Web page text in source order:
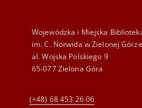
Wojewódzka i Miejska
im. C. Norwida w Zielonej Górze
al. Wojska Polskiego 9
65-077 Zielona Góra
(+48) 68 453 26 06